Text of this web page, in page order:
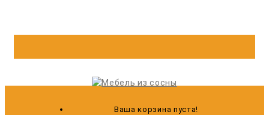
Ваша корзина пуста!